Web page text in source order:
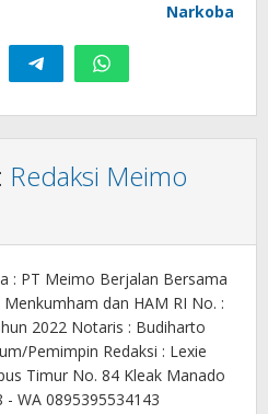
Narkoba
Redaksi Meimo
: PT Meimo Berjalan Bersama
dan HAM RI No. :
2022 Notaris : Budiharto
Pemimpin Redaksi : Lexie
Timur No. 84 Kleak Manado
- WA 0895395534143